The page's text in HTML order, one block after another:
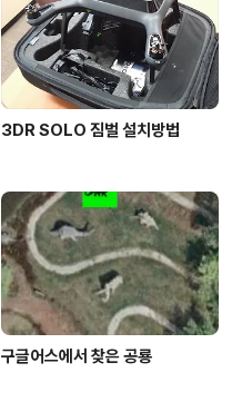
3DR SOLO 짐벌 설치방법
구글어스에서 찾은 공룡